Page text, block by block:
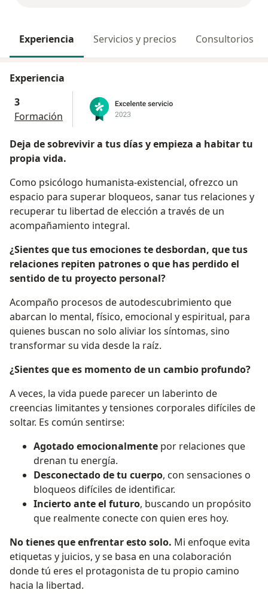
Experiencia Servicios y precios Consultorios
Experiencia
3
Formación
Deja de sobrevivir a tus días y empieza a habitar tu
propia vida.
Como psicólogo humanista-existencial, ofrezco un
espacio para superar bloqueos, sanar tus relaciones y
recuperar tu libertad de elección a través de un
acompañamiento integral.
¿Sientes que tus emociones te desbordan, que tus
relaciones repiten patrones o que has perdido el
sentido de tu proyecto personal?
Acompaño procesos de autodescubrimiento que
abarcan lo mental, físico, emocional y espiritual, para
quienes buscan no solo aliviar los síntomas, sino
transformar su vida desde la raíz.
¿Sientes que es momento de un cambio profundo?
A veces, la vida puede parecer un laberinto de
creencias limitantes y tensiones corporales difíciles de
soltar. Es común sentirse:
Agotado emocionalmente por relaciones que
drenan tu energía.
Desconectado de tu cuerpo, con sensaciones o
bloqueos difíciles de identificar.
Incierto ante el futuro, buscando un propósito
que realmente conecte con quien eres hoy.
No tienes que enfrentar esto solo. Mi enfoque evita
etiquetas y juicios, y se basa en una colaboración
donde tú eres el protagonista de tu propio camino
hacia la libertad.